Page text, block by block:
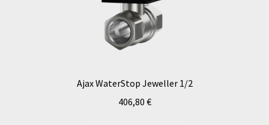
Ajax WaterStop Jeweller 1/2
406,80 €